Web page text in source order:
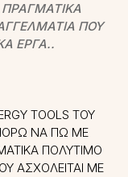
ΠΡΑΓΜΑΤΙΚΆ
ΠΟΥ
ΈΡΓΑ..
TOOLS ΤΟΥ
ΝΑ ΠΩ ΜΕ
ΠΟΛΎΤΙΜΟ
ΑΣΧΟΛΕΊΤΑΙ ΜΕ